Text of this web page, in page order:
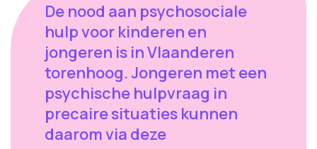
De nood aan psychosociale
hulp voor kinderen en
jongeren is in Vlaanderen
torenhoog. Jongeren met een
psychische hulpvraag in
precaire situaties kunnen
daarom via deze